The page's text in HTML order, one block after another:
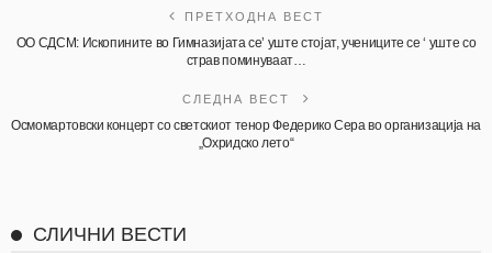
ПРЕТХОДНА ВЕСТ
ОО СДСМ: Ископините во Гимназијата се’ уште стојат, учениците се ‘ уште со
страв поминуваат…
СЛЕДНА ВЕСТ
Осмомартовски концерт со светскиот тенор Федерико Сера во организација на
„Охридско лето“
СЛИЧНИ ВЕСТИ